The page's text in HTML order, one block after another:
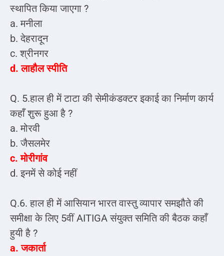
स्थापित किया जाएगा ?
a. मनीला
b. देहरादून
c. श्रीनगर
d. लाहौल स्पीति
Q. 5.हाल ही में टाटा की सेमीकंडक्टर इकाई का निर्माण कार्य
कहाँ शुरू हुआ है ?
a. मोरवी
b. जैसलमेर
c. मोरीगांव
d. इनमें से कोई नहीं
Q.6. हाल ही में आसियान भारत वास्तु व्यापार समझौते की
समीक्षा के लिए 5वीं AITIGA संयुक्त समिति की बैठक कहाँ
हुयी है ?
a. जकार्ता